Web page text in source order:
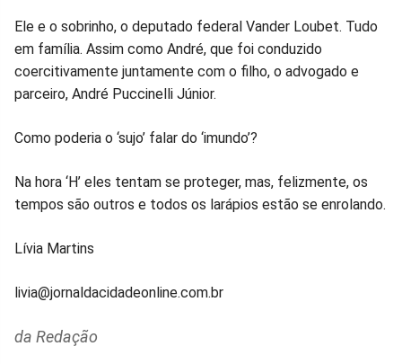
Ele e o sobrinho, o deputado federal Vander Loubet. Tudo
em família. Assim como André, que foi conduzido
coercitivamente juntamente com o filho, o advogado e
parceiro, André Puccinelli Júnior.
Como poderia o ‘sujo’ falar do ‘imundo’?
Na hora ‘H’ eles tentam se proteger, mas, felizmente, os
tempos são outros e todos os larápios estão se enrolando.
Lívia Martins
livia@jornaldacidadeonline.com.br
da Redação